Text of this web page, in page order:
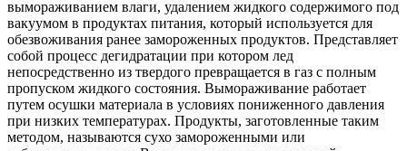
вымораживанием влаги, удалением жидкого содержимого под
вакуумом в продуктах питания, который используется для
обезвоживания ранее замороженных продуктов. Представляет
собой процесс дегидратации при котором лед
непосредственно из твердого превращается в газ с полным
пропуском жидкого состояния. Вымораживание работает
путем осушки материала в условиях пониженного давления
при низких температурах. Продукты, заготовленные таким
методом, называются сухо замороженными или